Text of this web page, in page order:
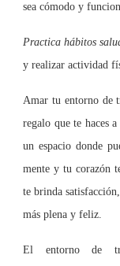
sea cómodo y
Practica hábitos
y realizar actividad
Amar tu entorno de
regalo que te haces
un espacio donde
mente y tu corazón
te brinda
más plena y feliz.
El entorno de